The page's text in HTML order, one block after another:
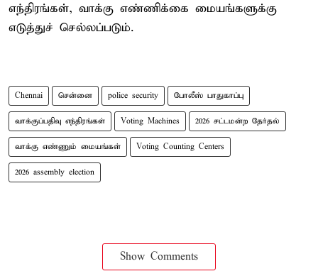
எந்திரங்கள், வாக்கு எண்ணிக்கை மையங்களுக்கு
எடுத்துச் செல்லப்படும்.
Chennai சென்னை police security போலீஸ் பாதுகாப்பு
வாக்குப்பதிவு எந்திரங்கள் Voting Machines 2026 சட்டமன்ற தேர்தல்
வாக்கு எண்ணும் மையங்கள் Voting Counting Centers
2026 assembly election
Show Comments